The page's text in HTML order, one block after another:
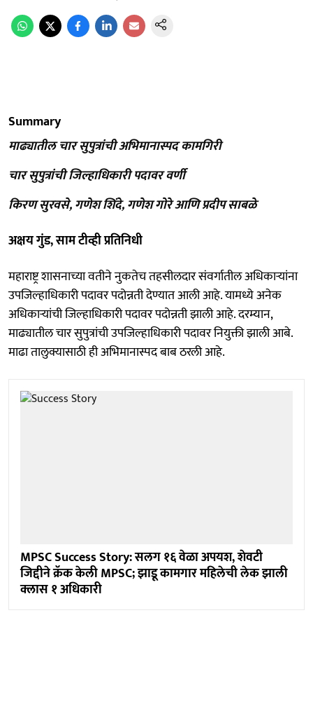
Summary
माढ्यातील चार सुपुत्रांची अभिमानास्पद कामगिरी
चार सुपुत्रांची जिल्हाधिकारी पदावर वर्णी
किरण सुरवसे, गणेश शिंदे, गणेश गोरे आणि प्रदीप साबळे
अक्षय गुंड, साम टीव्ही प्रतिनिधी
महाराष्ट्र शासनाच्या वतीने नुकतेच तहसीलदार संवर्गातील अधिकाऱ्यांना
उपजिल्हाधिकारी पदावर पदोन्नती देण्यात आली आहे. यामध्ये अनेक
अधिकाऱ्यांची जिल्हाधिकारी पदावर पदोन्नती झाली आहे. दरम्यान,
माढ्यातील चार सुपुत्रांची उपजिल्हाधिकारी पदावर नियुक्ती झाली आबे.
माढा तालुक्यासाठी ही अभिमानास्पद बाब ठरली आहे.
MPSC Success Story: सलग १६ वेळा अपयश, शेवटी
जिद्दीने क्रॅक केली MPSC; झाडू कामगार महिलेची लेक झाली
क्लास १ अधिकारी